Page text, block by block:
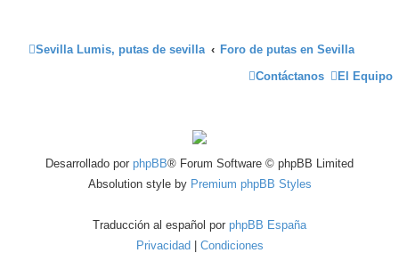
Sevilla Lumis, putas de sevilla
Foro de putas en Sevilla
El Equipo
Contáctanos
Desarrollado por phpBB® Forum Software © phpBB Limited
Absolution style by Premium phpBB Styles
Traducción al español por phpBB España
Privacidad
Condiciones